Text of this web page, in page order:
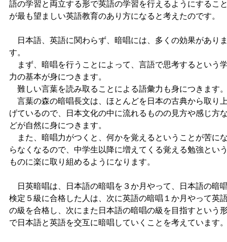
語の学習と両立する形で英語の学習を行えるようにするこ
が最も望ましい英語教育のあり方になると考えたのです。
日本語、英語に関わらず、暗唱には、多くの効果があり
す。
まず、暗唱を行うことによって、言語で思考するという
力の基本が身につきます。
難しい言葉を読み取ることによる語彙力も身につきます
言葉の森の暗唱長文は、ほとんどを日本の古典から取り
げているので、日本文化の中に流れるものの見方や感じ方
どが自然に身につきます。
また、暗唱力がつくと、何かを覚えるということが苦に
らなくなるので、中学生以降に増えてくる覚える勉強とい
ものに楽に取り組めるようになります。
日英暗唱は、日本語の暗唱を３か月やって、日本語の暗
検定５級に合格した人は、次に英語の暗唱１か月やって英
の級を合格し、次にまた日本語の暗唱の級を目指すという
で日本語と英語を交互に暗唱していくことを考えています